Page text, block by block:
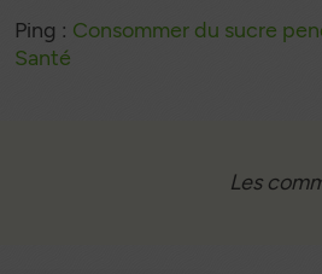
Ping : Consommer du sucre
Santé
Les